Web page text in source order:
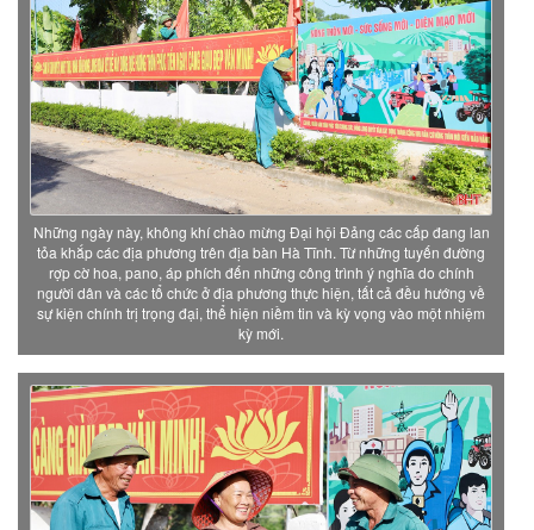
Những ngày này, không khí chào mừng Đại hội Đảng các cấp đang lan
tỏa khắp các địa phương trên địa bàn Hà Tĩnh. Từ những tuyến đường
rợp cờ hoa, pano, áp phích đến những công trình ý nghĩa do chính
người dân và các tổ chức ở địa phương thực hiện, tất cả đều hướng về
sự kiện chính trị trọng đại, thể hiện niềm tin và kỳ vọng vào một nhiệm
kỳ mới.